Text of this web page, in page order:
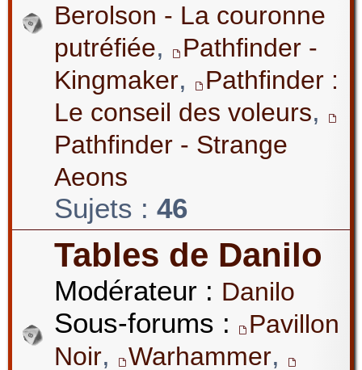
Berolson - La couronne
putréfiée,
Pathfinder -
Kingmaker,
Pathfinder :
Le conseil des voleurs,
Pathfinder - Strange
Aeons
Sujets : 46
Tables de Danilo
Modérateur : Danilo
Sous-forums :
Pavillon
Noir, Warhammer,